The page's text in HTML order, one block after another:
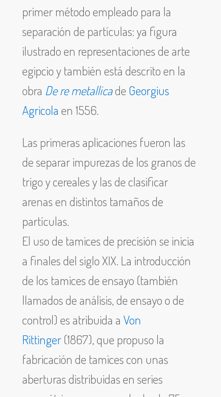
primer método empleado para la
separación de partículas: ya figura
ilustrado en representaciones de arte
egipcio y también está descrito en la
obra De re metallicade Georgius
Agricola en 1556.
Las primeras aplicaciones fueron las
de separar impurezas de los granos de
trigo y cereales y las de clasificar
arenas en distintos tamaños de
partículas.
El uso de tamices de precisión se inicia
a finales del siglo XIX. La introducción
de los tamices de ensayo (también
llamados de análisis, de ensayo o de
control) es atribuida a Von
Rittinger(1867), que propuso la
fabricación de tamices con unas
aberturas distribuidas en series